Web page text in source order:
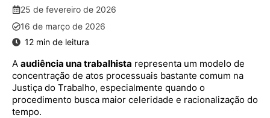
25 de fevereiro de 2026
16 de março de 2026
A audiência una trabalhista representa um modelo de
concentração de atos processuais bastante comum na
Justiça do Trabalho, especialmente quando o
procedimento busca maior celeridade e racionalização do
tempo.